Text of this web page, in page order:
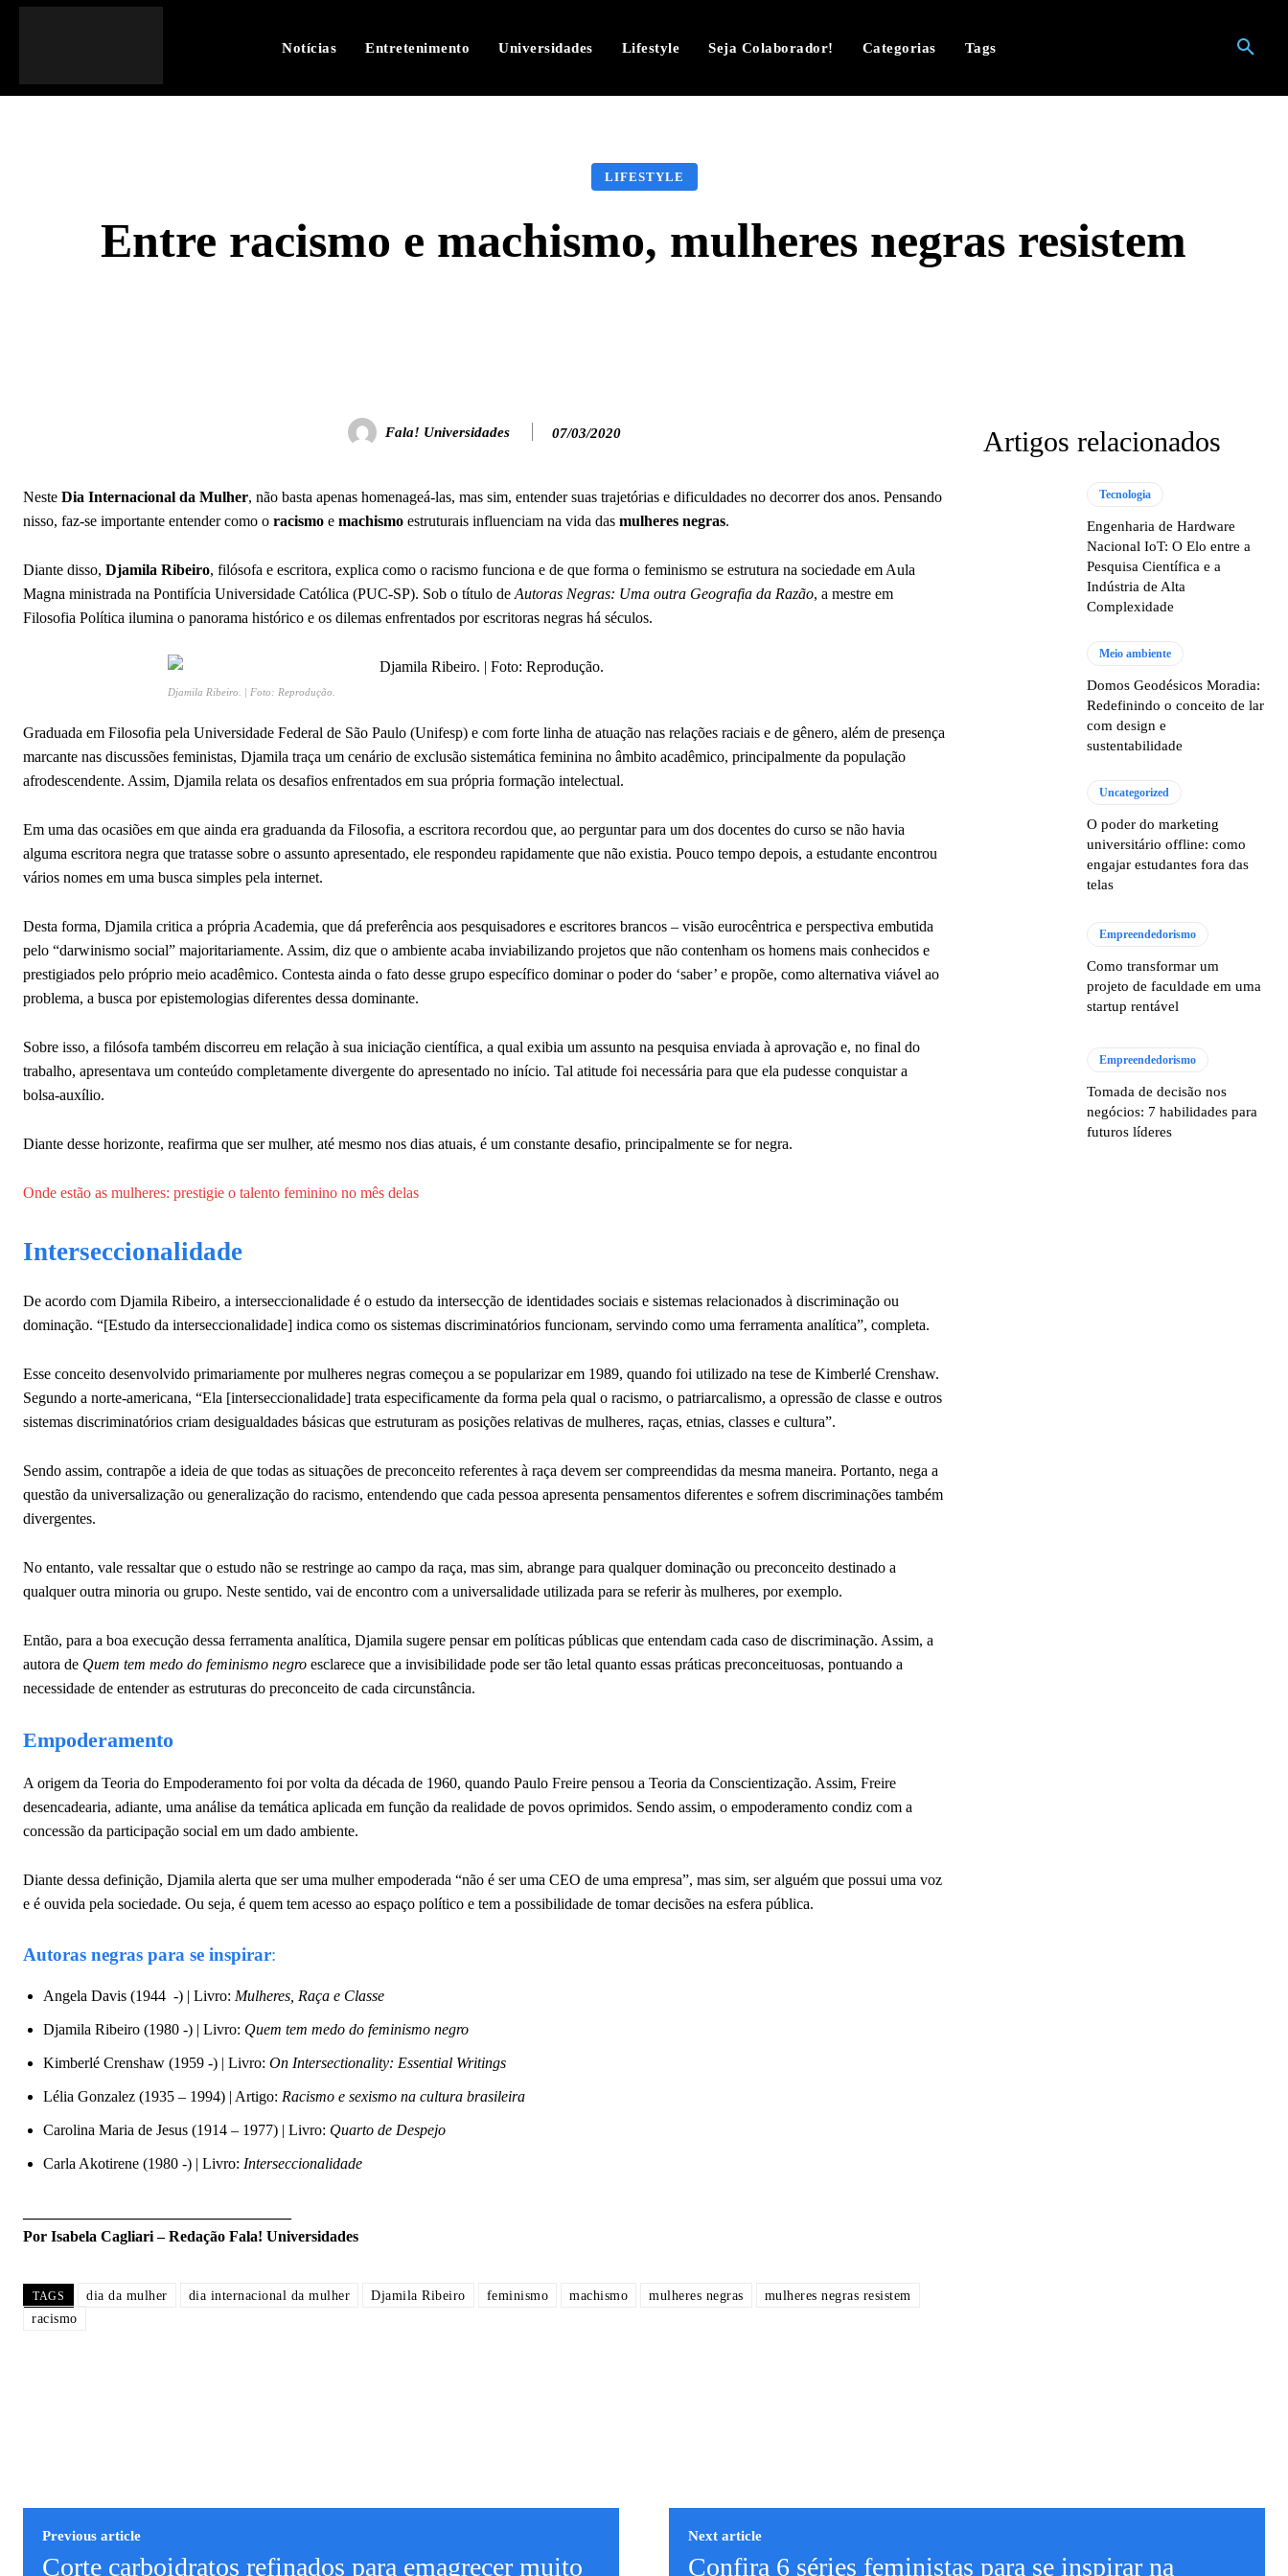
Notícias Entretenimento Universidades Lifestyle Seja Colaborador! Categorias Tags
LIFESTYLE
Entre racismo e machismo, mulheres negras resistem
Fala! Universidades 07/03/2020
Neste Dia Internacional da Mulher, não basta apenas homenageá-las, mas sim, entender suas trajetórias e dificuldades no decorrer dos anos. Pensando
nisso, faz-se importante entender como o racismo e machismo estruturais influenciam na vida das mulheres negras.
Diante disso, Djamila Ribeiro, filósofa e escritora, explica como o racismo funciona e de que forma o feminismo se estrutura na sociedade em Aula
Magna ministrada na Pontifícia Universidade Católica (PUC-SP). Sob o título de Autoras Negras: Uma outra Geografia da Razão, a mestre em
Filosofia Política ilumina o panorama histórico e os dilemas enfrentados por escritoras negras há séculos.
Djamila Ribeiro. | Foto: Reprodução.
Graduada em Filosofia pela Universidade Federal de São Paulo (Unifesp) e com forte linha de atuação nas relações raciais e de gênero, além de presença
marcante nas discussões feministas, Djamila traça um cenário de exclusão sistemática feminina no âmbito acadêmico, principalmente da população
afrodescendente. Assim, Djamila relata os desafios enfrentados em sua própria formação intelectual.
Em uma das ocasiões em que ainda era graduanda da Filosofia, a escritora recordou que, ao perguntar para um dos docentes do curso se não havia
alguma escritora negra que tratasse sobre o assunto apresentado, ele respondeu rapidamente que não existia. Pouco tempo depois, a estudante encontrou
vários nomes em uma busca simples pela internet.
Desta forma, Djamila critica a própria Academia, que dá preferência aos pesquisadores e escritores brancos – visão eurocêntrica e perspectiva embutida
pelo “darwinismo social” majoritariamente. Assim, diz que o ambiente acaba inviabilizando projetos que não contenham os homens mais conhecidos e
prestigiados pelo próprio meio acadêmico. Contesta ainda o fato desse grupo específico dominar o poder do ‘saber’ e propõe, como alternativa viável ao
problema, a busca por epistemologias diferentes dessa dominante.
Sobre isso, a filósofa também discorreu em relação à sua iniciação científica, a qual exibia um assunto na pesquisa enviada à aprovação e, no final do
trabalho, apresentava um conteúdo completamente divergente do apresentado no início. Tal atitude foi necessária para que ela pudesse conquistar a
bolsa-auxílio.
Diante desse horizonte, reafirma que ser mulher, até mesmo nos dias atuais, é um constante desafio, principalmente se for negra.
Onde estão as mulheres: prestigie o talento feminino no mês delas
Interseccionalidade
De acordo com Djamila Ribeiro, a interseccionalidade é o estudo da intersecção de identidades sociais e sistemas relacionados à discriminação ou
dominação. “[Estudo da interseccionalidade] indica como os sistemas discriminatórios funcionam, servindo como uma ferramenta analítica”, completa.
Esse conceito desenvolvido primariamente por mulheres negras começou a se popularizar em 1989, quando foi utilizado na tese de Kimberlé Crenshaw.
Segundo a norte-americana, “Ela [interseccionalidade] trata especificamente da forma pela qual o racismo, o patriarcalismo, a opressão de classe e outros
sistemas discriminatórios criam desigualdades básicas que estruturam as posições relativas de mulheres, raças, etnias, classes e cultura”.
Sendo assim, contrapõe a ideia de que todas as situações de preconceito referentes à raça devem ser compreendidas da mesma maneira. Portanto, nega a
questão da universalização ou generalização do racismo, entendendo que cada pessoa apresenta pensamentos diferentes e sofrem discriminações também
divergentes.
No entanto, vale ressaltar que o estudo não se restringe ao campo da raça, mas sim, abrange para qualquer dominação ou preconceito destinado a
qualquer outra minoria ou grupo. Neste sentido, vai de encontro com a universalidade utilizada para se referir às mulheres, por exemplo.
Então, para a boa execução dessa ferramenta analítica, Djamila sugere pensar em políticas públicas que entendam cada caso de discriminação. Assim, a
autora de Quem tem medo do feminismo negro esclarece que a invisibilidade pode ser tão letal quanto essas práticas preconceituosas, pontuando a
necessidade de entender as estruturas do preconceito de cada circunstância.
Empoderamento
A origem da Teoria do Empoderamento foi por volta da década de 1960, quando Paulo Freire pensou a Teoria da Conscientização. Assim, Freire
desencadearia, adiante, uma análise da temática aplicada em função da realidade de povos oprimidos. Sendo assim, o empoderamento condiz com a
concessão da participação social em um dado ambiente.
Diante dessa definição, Djamila alerta que ser uma mulher empoderada “não é ser uma CEO de uma empresa”, mas sim, ser alguém que possui uma voz
e é ouvida pela sociedade. Ou seja, é quem tem acesso ao espaço político e tem a possibilidade de tomar decisões na esfera pública.
Autoras negras para se inspirar:
Angela Davis (1944 -) | Livro: Mulheres, Raça e Classe
Djamila Ribeiro (1980 -) | Livro: Quem tem medo do feminismo negro
Kimberlé Crenshaw (1959 -) | Livro: On Intersectionality: Essential Writings
Lélia Gonzalez (1935 – 1994) | Artigo: Racismo e sexismo na cultura brasileira
Carolina Maria de Jesus (1914 – 1977) | Livro: Quarto de Despejo
Carla Akotirene (1980 -) | Livro: Interseccionalidade
Por Isabela Cagliari – Redação Fala! Universidades
TAGS dia da mulher dia internacional da mulher Djamila Ribeiro feminismo machismo mulheres negras
mulheres negras resistem
racismo
Artigos relacionados
Tecnologia
Engenharia de Hardware
Nacional IoT: O Elo entre a
Pesquisa Científica e a
Indústria de Alta
Complexidade
Meio ambiente
Domos Geodésicos Moradia:
Redefinindo o conceito de lar
com design e
sustentabilidade
Uncategorized
O poder do marketing
universitário offline: como
engajar estudantes fora das
telas
Empreendedorismo
Como transformar um
projeto de faculdade em uma
startup rentável
Empreendedorismo
Tomada de decisão nos
negócios: 7 habilidades para
futuros líderes
Previous article
Corte carboidratos refinados para emagrecer muito
Next article
Confira 6 séries feministas para se inspirar na